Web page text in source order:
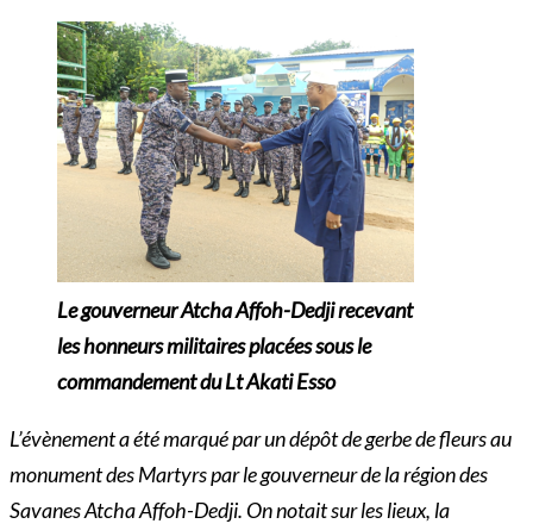
Le gouverneur Atcha Affoh-Dedji recevant
les honneurs militaires placées sous le
commandement du Lt Akati Esso
L’évènement a été marqué par un dépôt de gerbe de fleurs au
monument des Martyrs par le gouverneur de la région des
Savanes Atcha Affoh-Dedji. On notait sur les lieux, la